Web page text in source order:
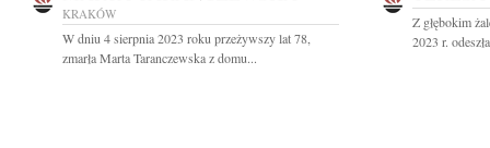
KRAKÓW
W dniu 4 sierpnia 2023 roku przeżywszy lat 78,
zmarła Marta Taranczewska z domu...
Z głębokim
2023 r.